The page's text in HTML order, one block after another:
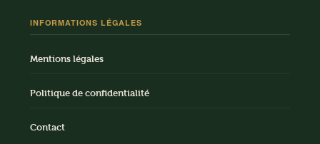
INFORMATIONS LÉGALES
Mentions légales
Politique de confidentialité
Contact